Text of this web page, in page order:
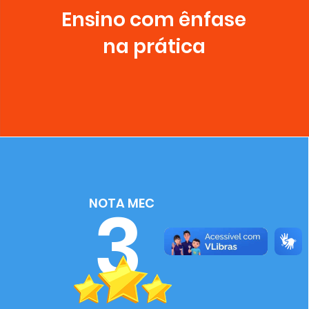
Ensino com ênfase
na prática
3
NOTA MEC